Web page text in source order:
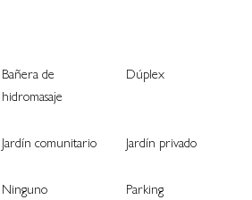
Bañera de
hidromasaje
Dúplex
Jardín comunitario Jardín privado
Ninguno Parking